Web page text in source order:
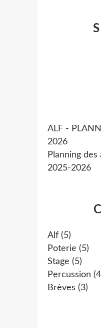
Alf (5)
Poterie (5)
Stage (5)
Percussion
Brèves (3)
ALF -
2026
Planning des
2025-2026